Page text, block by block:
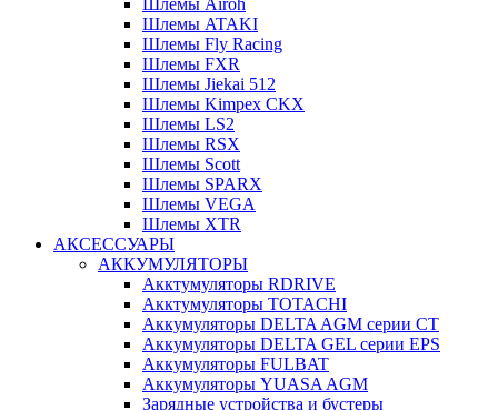
Шлемы ATAKI
Шлемы Fly Racing
Шлемы FXR
Шлемы Jiekai 512
Шлемы Kimpex CKX
Шлемы LS2
Шлемы RSX
Шлемы Scott
Шлемы SPARX
Шлемы VEGA
Шлемы XTR
АКСЕССУАРЫ
АККУМУЛЯТОРЫ
Акктумуляторы RDRIVE
Акктумуляторы TOTACHI
Аккумуляторы DELTA AGM серии CT
Аккумуляторы DELTA GEL серии EPS
Аккумуляторы FULBAT
Аккумуляторы YUASA AGM
Зарядные устройства и бустеры